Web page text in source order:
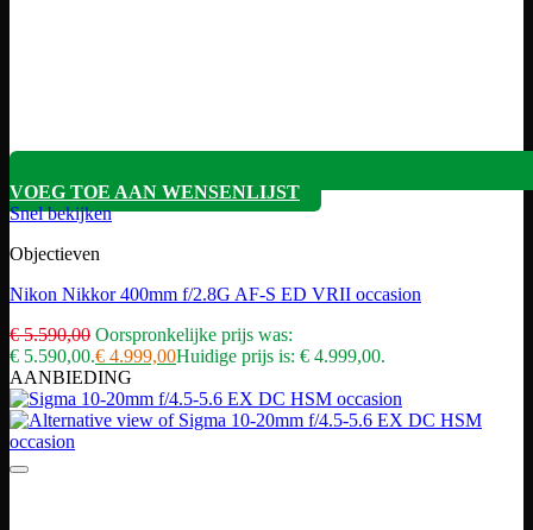
VOEG TOE AAN WENSENLIJST
Snel bekijken
Objectieven
Nikon Nikkor 400mm f/2.8G AF-S ED VRII occasion
€5.590,00 Oorspronkelijke prijs was:
€ 5.590,00.€ 4.999,00Huidige prijs is: € 4.999,00.
AANBIEDING